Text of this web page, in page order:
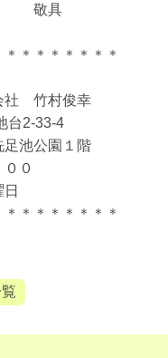
。 敬具
＊＊＊＊＊＊＊
社 竹村俊幸
台2-33-4
園１階
０
日
＊＊＊＊＊＊＊